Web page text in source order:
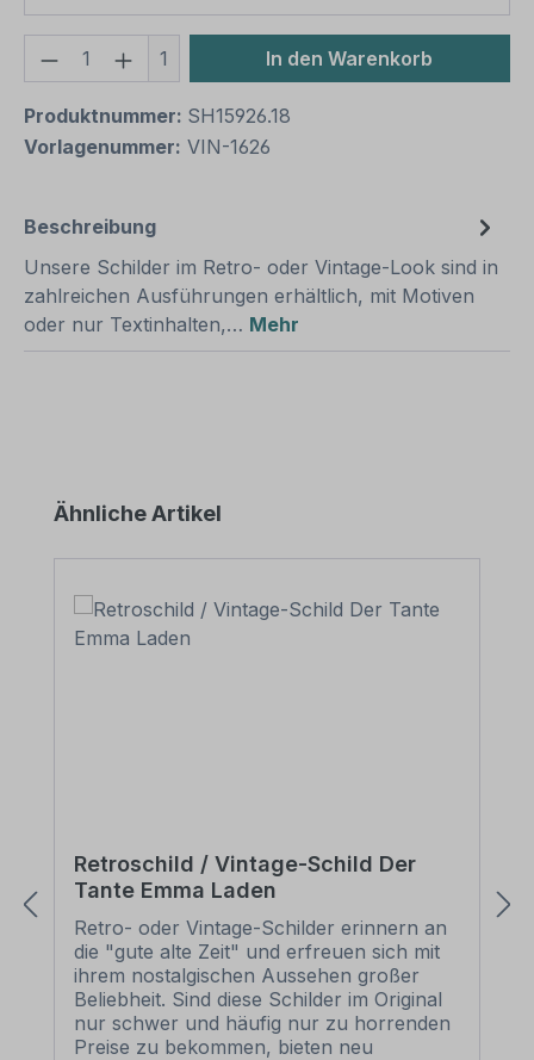
Produkt Anzahl: Gib den
1 In den Warenkorb
Produktnummer: SH15926.18
Vorlagenummer: VIN-1626
Beschreibung
Unsere Schilder im Retro- oder Vintage-Look sind in
zahlreichen Ausführungen erhältlich, mit Motiven
oder nur Textinhalten,… Mehr
Produktgalerie überspringen
Ähnliche Artikel
Retroschild / Vintage-Schild Der
Tante Emma Laden
Retro- oder Vintage-Schilder erinnern an
die "gute alte Zeit" und erfreuen sich mit
ihrem nostalgischen Aussehen großer
Beliebheit. Sind diese Schilder im Original
nur schwer und häufig nur zu horrenden
Preise zu bekommen, bieten neu